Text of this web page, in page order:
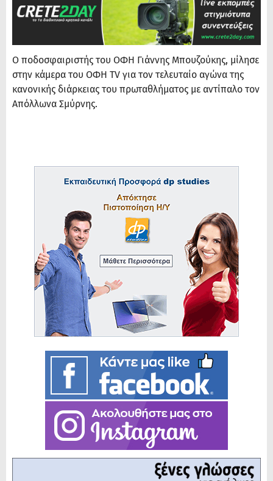
Ο ποδοσφαιριστής του ΟΦΗ Γιάννης Μπουζούκης, μίλησε
στην κάμερα του ΟΦΗ TV για τον τελευταίο αγώνα της
κανονικής διάρκειας του πρωταθλήματος με αντίπαλο τον
Απόλλωνα Σμύρνης.